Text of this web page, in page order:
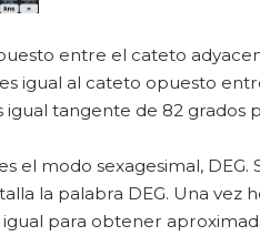
entre el cateto
igual al cateto opuesto
tangente de 82 grados
el modo sexagesimal,
la palabra DEG. Una vez
para obtener